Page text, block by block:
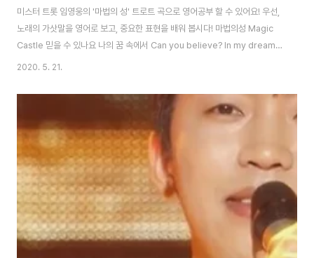
미스터 트롯 임영웅의 '마법의 성' 트로트 곡으로 영어공부 할 수 있어요! 우선,
노래의 가삿말을 영어로 보고, 중요한 표현을 배워 봅시다! 마법의성 Magic
Castle 믿을 수 있나요 나의 꿈 속에서 Can you believe? In my dreams
너는 마법에 빠진 공주란 걸 You’re an enchanted princess 언제나 너를
There are so many difficulties 그러나 언제나 굳은 다짐 뿐이죠 But I’m
always determined 다시 너를 구하고 말거라고I will save you again
no matter what 두 손을 모아 기도했죠 My hands together..
2020. 5. 21.